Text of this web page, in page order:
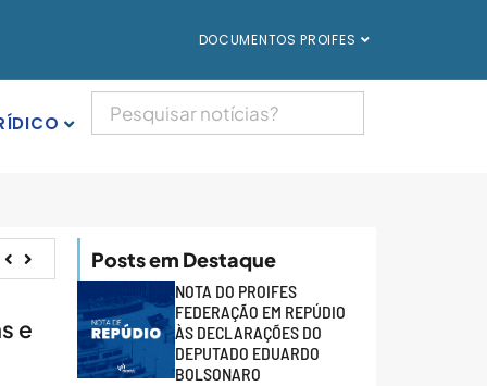
DOCUMENTOS PROIFES
e
Posts em Destaque
NOTA DO PROIFES
FEDERAÇÃO EM REPÚDIO
ÀS DECLARAÇÕES DO
DEPUTADO EDUARDO
BOLSONARO